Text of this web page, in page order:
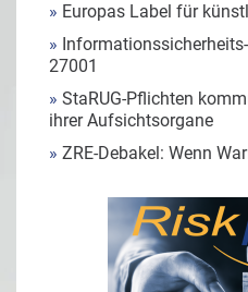
» Europas Label für
»
27001
» StaRUG-Pflichten
ihrer Aufsichtsorgane
» ZRE-Debakel: Wenn